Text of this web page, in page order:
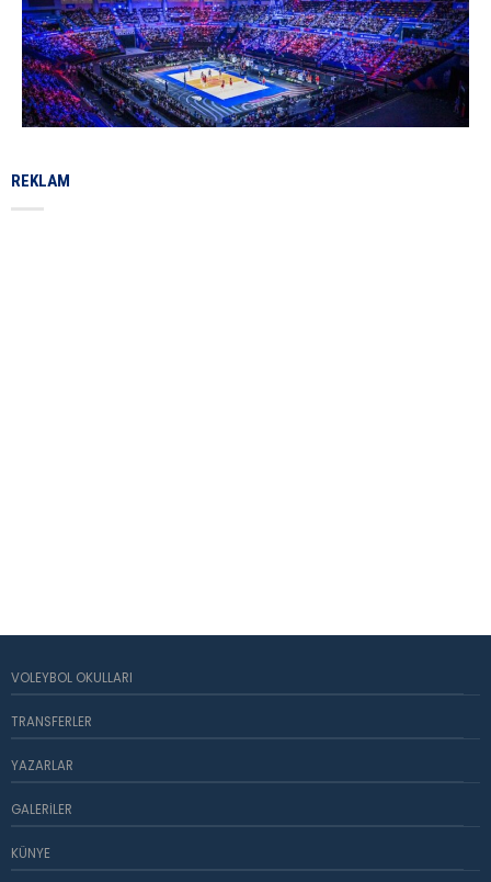
REKLAM
VOLEYBOL OKULLARI
TRANSFERLER
YAZARLAR
GALERILER
KÜNYE